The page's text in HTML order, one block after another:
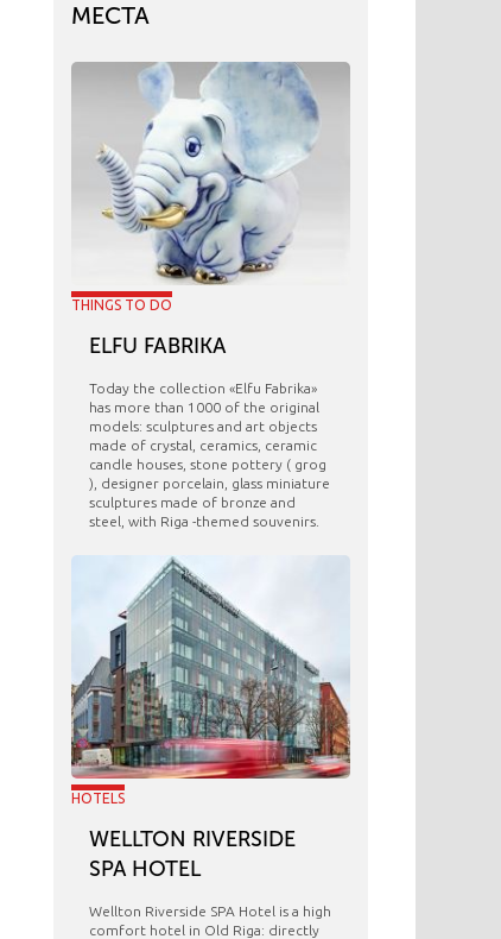
МЕСТА
THINGS TO DO
ELFU FABRIKA
Today the collection «Elfu Fabrika»
has more than 1000 of the original
models: sculptures and art objects
made ​​of crystal, ceramics, ceramic
candle houses, stone pottery ( grog
), designer porcelain, glass miniature
sculptures made of bronze and
steel, with Riga -themed souvenirs.
HOTELS
WELLTON RIVERSIDE
SPA HOTEL
Wellton Riverside SPA Hotel is a high
comfort hotel in Old Riga: directly